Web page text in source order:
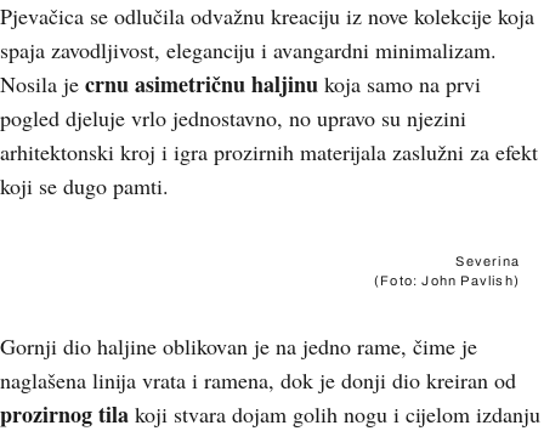
Pjevačica se odlučila odvažnu kreaciju iz nove kolekcije koja
spaja zavodljivost, eleganciju i avangardni minimalizam.
Nosila je crnu asimetričnu haljinu koja samo na prvi
pogled djeluje vrlo jednostavno, no upravo su njezini
arhitektonski kroj i igra prozirnih materijala zaslužni za efekt
koji se dugo pamti.
Severina
(Foto: John Pavlish)
Gornji dio haljine oblikovan je na jedno rame, čime je
naglašena linija vrata i ramena, dok je donji dio kreiran od
prozirnog tila koji stvara dojam golih nogu i cijelom izdanju